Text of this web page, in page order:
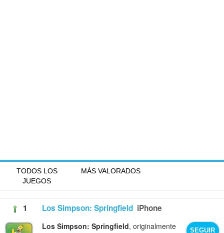
TODOS LOS
JUEGOS
MÁS VALORADOS
1 Los Simpson: Springfield iPhone
SEGUIR
Los Simpson: Springfield, originalmente